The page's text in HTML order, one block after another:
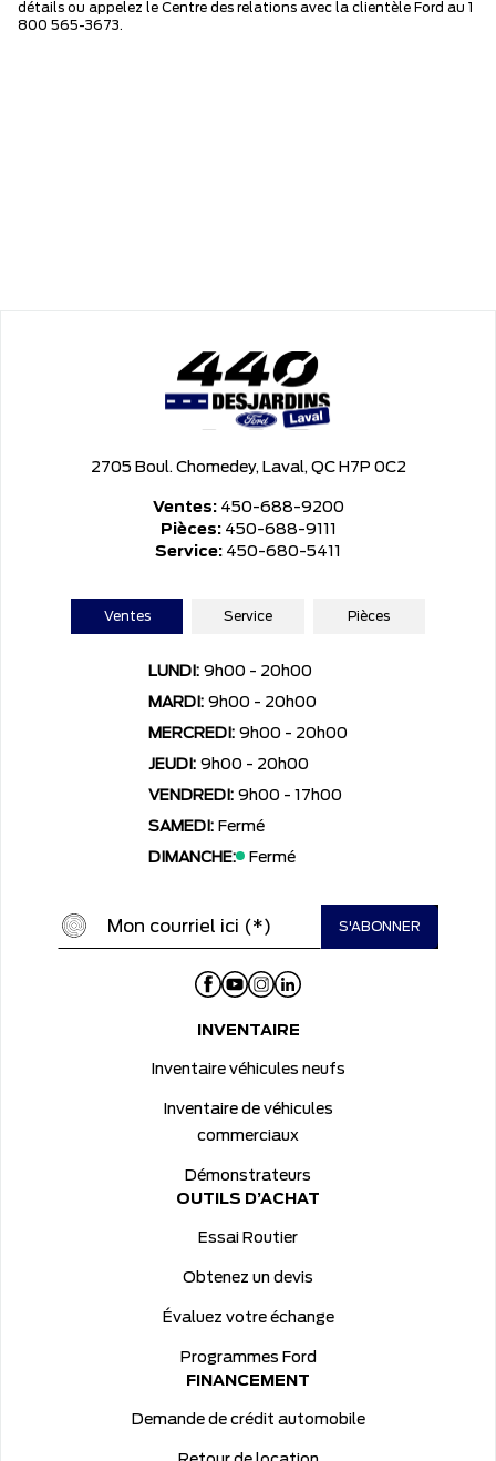
détails ou appelez le Centre des relations avec la clientèle Ford au 1
800 565-3673.
2705 Boul. Chomedey, Laval, QC H7P 0C2
Ventes: 450-688-9200
Pièces: 450-688-9111
Service: 450-680-5411
Ventes Service Pièces
LUNDI: 9h00 - 20h00
MARDI: 9h00 - 20h00
MERCREDI: 9h00 - 20h00
JEUDI: 9h00 - 20h00
VENDREDI: 9h00 - 17h00
SAMEDI: Fermé
DIMANCHE:
Fermé
INVENTAIRE
Inventaire véhicules neufs
Inventaire de véhicules
commerciaux
Démonstrateurs
OUTILS D’ACHAT
Essai Routier
Obtenez un devis
Évaluez votre échange
Programmes Ford
FINANCEMENT
Demande de crédit automobile